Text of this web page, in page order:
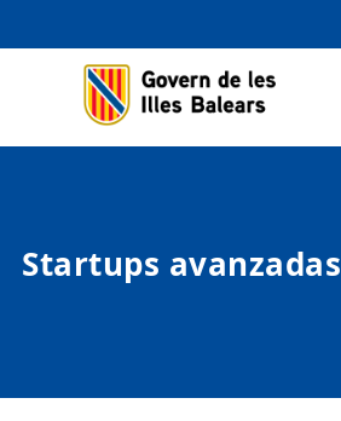
Startups avanzadas